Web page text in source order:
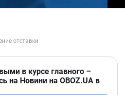
в курсе главного –
на Новини на OBOZ.UA в